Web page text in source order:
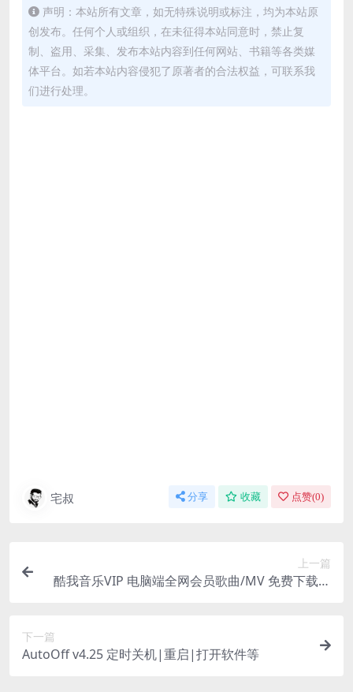
声明：本站所有文章，如无特殊说明或标注，均为本站原
创发布。任何个人或组织，在未征得本站同意时，禁止复
制、盗用、采集、发布本站内容到任何网站、书籍等各类媒
体平台。如若本站内容侵犯了原著者的合法权益，可联系我
们进行处理。
宅叔 分享 收藏 点赞(0)
上一篇
酷我音乐VIP 电脑端全网会员歌曲/MV 免费下载无
下一篇
AutoOff v4.25 定时关机|重启|打开软件等